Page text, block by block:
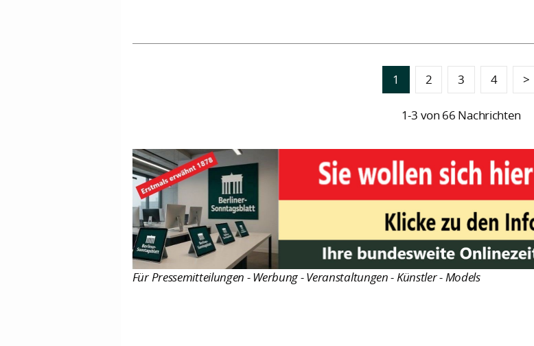
1 2 3 4 >
1-3 von 66 Nachrichten
Für Pressemitteilungen - Werbung - Veranstaltungen - Künstler - Models